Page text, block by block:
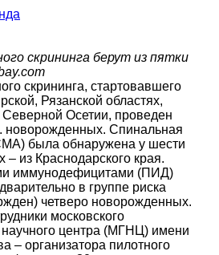
скрининга берут из пятки
скрининга, стартовавшего
Рязанской областях,
Северной Осетии, проведен
новорожденных. Спинальная
была обнаружена у шести
– из Краснодарского края.
иммунодефицитами (ПИД)
в группе риска
четверо новорожденных.
московского
научного центра (МГНЦ) имени
– организатора пилотного